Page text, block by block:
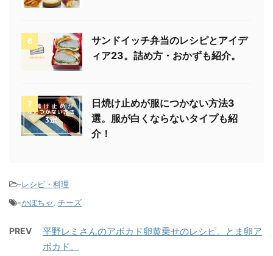
6
サンドイッチ弁当のレシピとアイデ
ィア23。詰め方・おかずも紹介。
7
日焼け止めが服につかない方法3
選。服が白くならないタイプも紹
介！
-レシピ・料理
-かぼちゃ, チーズ
PREV
平野レミさんのアボカド卵黄乗せのレシピ。とま卵ア
ボカド。